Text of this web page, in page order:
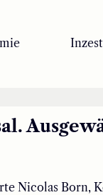
Nicolas Born,